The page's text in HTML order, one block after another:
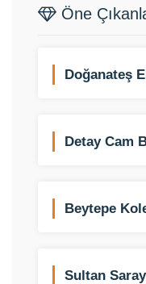
Öne
Doğanateş
Detay Cam
Beytepe
Sultan